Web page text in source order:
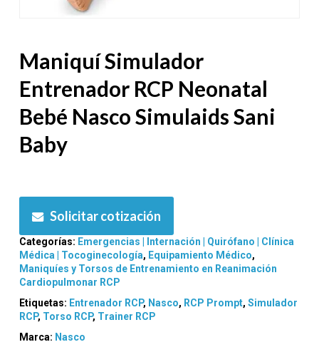
Maniquí Simulador
Entrenador RCP Neonatal
Bebé Nasco Simulaids Sani
Baby
Solicitar cotización
Categorías: Emergencias | Internación | Quirófano | Clínica
Médica | Tocoginecología, Equipamiento Médico,
Maniquíes y Torsos de Entrenamiento en Reanimación
Cardiopulmonar RCP
Etiquetas: Entrenador RCP, Nasco, RCP Prompt, Simulador
RCP, Torso RCP, Trainer RCP
Marca: Nasco